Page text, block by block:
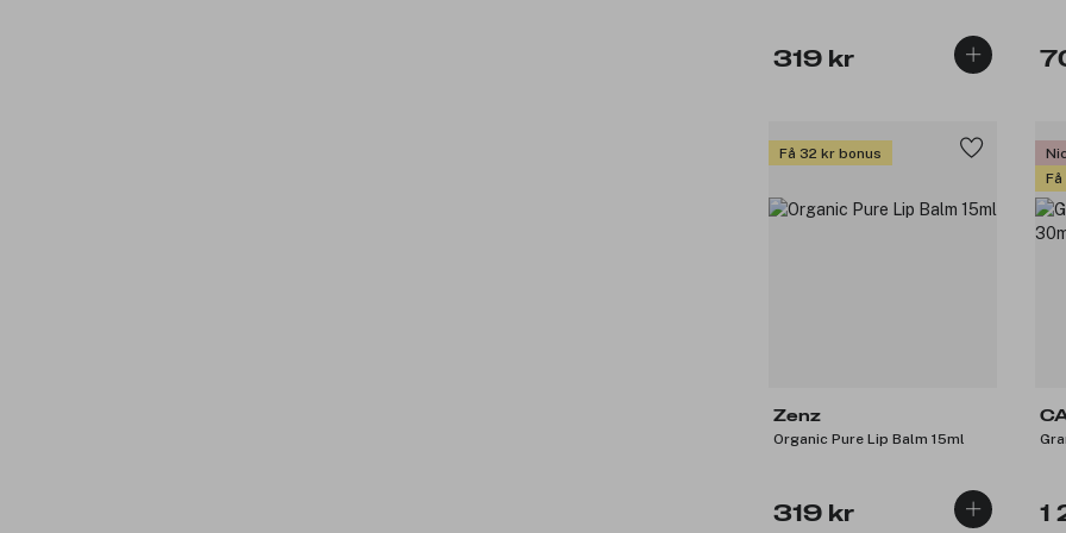
319 kr
Få 32 kr bonus
Zenz
Organic Pure Lip Balm 15ml
319 kr
Få
1